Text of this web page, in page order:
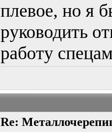
плевое, но я
руководить
работу
Re: